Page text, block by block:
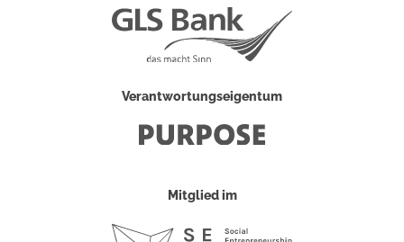
Verantwortungseigentum
Mitglied im